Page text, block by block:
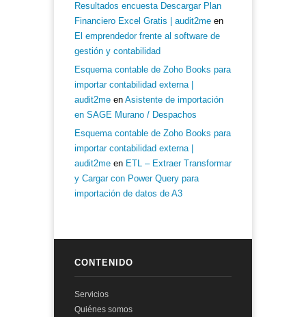
Resultados encuesta Descargar Plan
Financiero Excel Gratis | audit2me en
El emprendedor frente al software de
gestión y contabilidad
Esquema contable de Zoho Books para
importar contabilidad externa |
audit2me en Asistente de importación
en SAGE Murano / Despachos
Esquema contable de Zoho Books para
importar contabilidad externa |
audit2me en ETL – Extraer Transformar
y Cargar con Power Query para
importación de datos de A3
CONTENIDO
Servicios
Quiénes somos